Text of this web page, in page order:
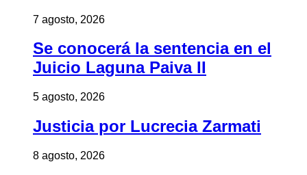
7 agosto, 2026
Se conocerá la sentencia en el
Juicio Laguna Paiva II
5 agosto, 2026
Justicia por Lucrecia Zarmati
8 agosto, 2026